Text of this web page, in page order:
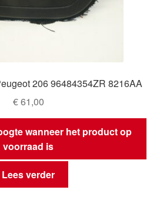
206 96484354ZR 8216AA
€61,00
wanneer het product op
voorraad is
Lees verder